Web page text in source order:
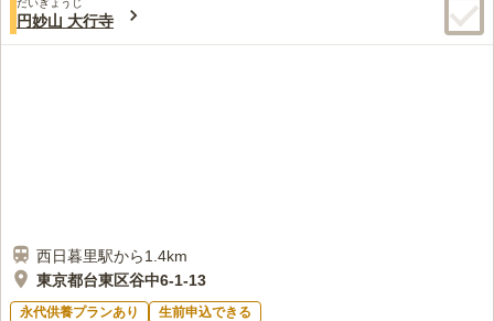
みんなの評価
40代男性
場所がらから、花屋が多いが仏花の単価が高すぎる。場所がら的
円妙山 大行寺
西日暮里駅から1.4km
東京都台東区谷中6-1-13
永代供養プランあり 生前申込できる